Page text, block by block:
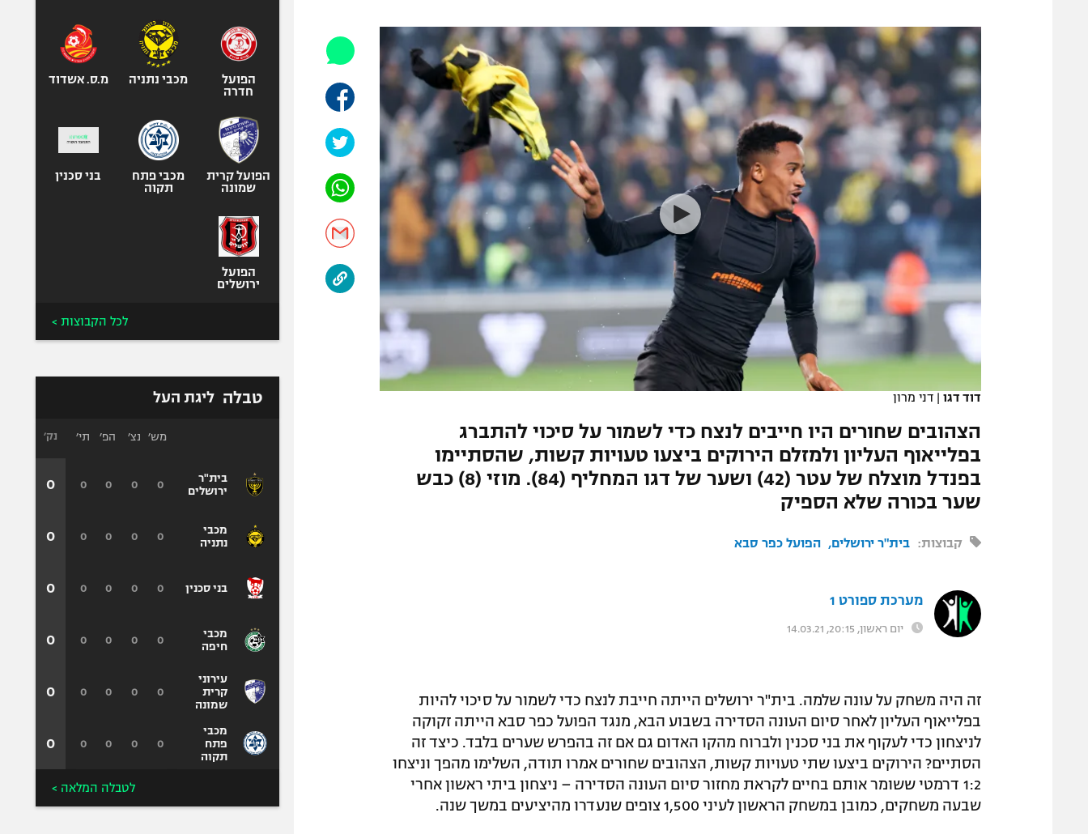
תקנון משתתפים וזוכים בפרסים
תקנון עבור פעילות אלקטרה
תקנון עבור פעילות ספורט 1 – "מרלן"
גיימינג E-Sports
תנאי שימוש
מדיניות פרטיות
תקנון פעילות ספורט 1
רשיון להקרנה פומבית לבית עסק
הצטרפות לחבילת הערוצים
לוח דרושים – ג'ובנט
הפועל תל אביב
הפועל חיפה
הפועל באר שבע
מכבי נתניה
בני יהודה
ליגה סינית
ליגה ברזילאית
ליגות נוספות
אופניים
ספורט מוטורי
כדורמים
בייסבול MLB
ספורט אתגרי
אומנויות לחימה
דוד דגו | דני מרון
הצהובים שחורים היו חייבים לנצח כדי לשמור על סיכוי להתברג
בפלייאוף העליון ולמזלם הירוקים ביצעו טעויות קשות, שהסתיימו
בפנדל מוצלח של עטר (42) ושער של דגו המחליף (84). מוזי (8) כבש
שער בכורה שלא הספיק
קבוצות: בית"ר ירושלים הפועל כפר סבא
מערכת ספורט 1
יום ראשון, 20:15, 14.03.21
זה היה משחק על עונה שלמה. בית"ר ירושלים הייתה חייבת לנצח כדי לשמור על סיכוי להיות
בפלייאוף העליון לאחר סיום העונה הסדירה בשבוע הבא, מנגד הפועל כפר סבא הייתה זקוקה
לניצחון כדי לעקוף את בני סכנין ולברוח מהקו האדום גם אם זה בהפרש שערים בלבד. כיצד זה
הסתיים? הירוקים ביצעו שתי טעויות קשות, הצהובים שחורים אמרו תודה, השלימו מהפך וניצחו
1:2 דרמטי ששומר אותם בחיים לקראת מחזור סיום העונה הסדירה – ניצחון ביתי ראשון אחרי
שבעה משחקים, כמובן במשחק הראשון לעיני 1,500 צופים שנעדרו מהיציעים במשך שנה.
הפועל
חדרה
מכבי נתניה מ.ס. אשדוד
הפועל קרית
שמונה
מכבי פתח
תקוה
בני סכנין
הפועל
ירושלים
לכל הקבוצות >
טבלה ליגת העל
בית"ר
ירושלים
מכבי
נתניה
בני סכנין
מכבי
חיפה
עירוני
קרית
שמונה
מכבי
פתח
תקוה
מש׳ נצ׳ הפ׳ תי׳
0
0
0
0
0
0
0
0
0
0
0
0
0
0
0
0
0
0
0
0
0
0
0
0
נק׳
0
0
0
0
0
0
לטבלה המלאה >